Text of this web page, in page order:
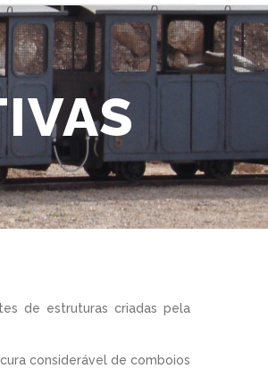
de estruturas criadas pela
considerável de comboios